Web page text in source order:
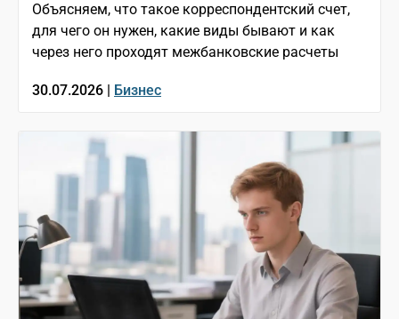
Объясняем, что такое корреспондентский счет,
для чего он нужен, какие виды бывают и как
через него проходят межбанковские расчеты
30.07.2026 | Бизнес